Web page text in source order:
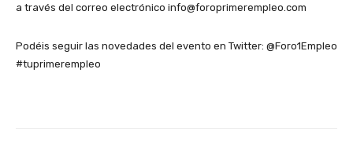
a través del correo electrónico info@foroprimerempleo.com
Podéis seguir las novedades del evento en Twitter: @Foro1Empleo
#tuprimerempleo